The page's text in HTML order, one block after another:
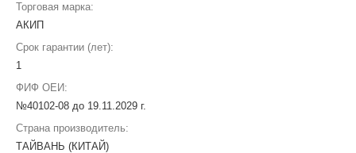
Торговая марка:
АКИП
Срок гарантии (лет):
1
ФИФ ОЕИ:
№40102-08 до 19.11.2029 г.
Страна производитель:
ТАЙВАНЬ (КИТАЙ)